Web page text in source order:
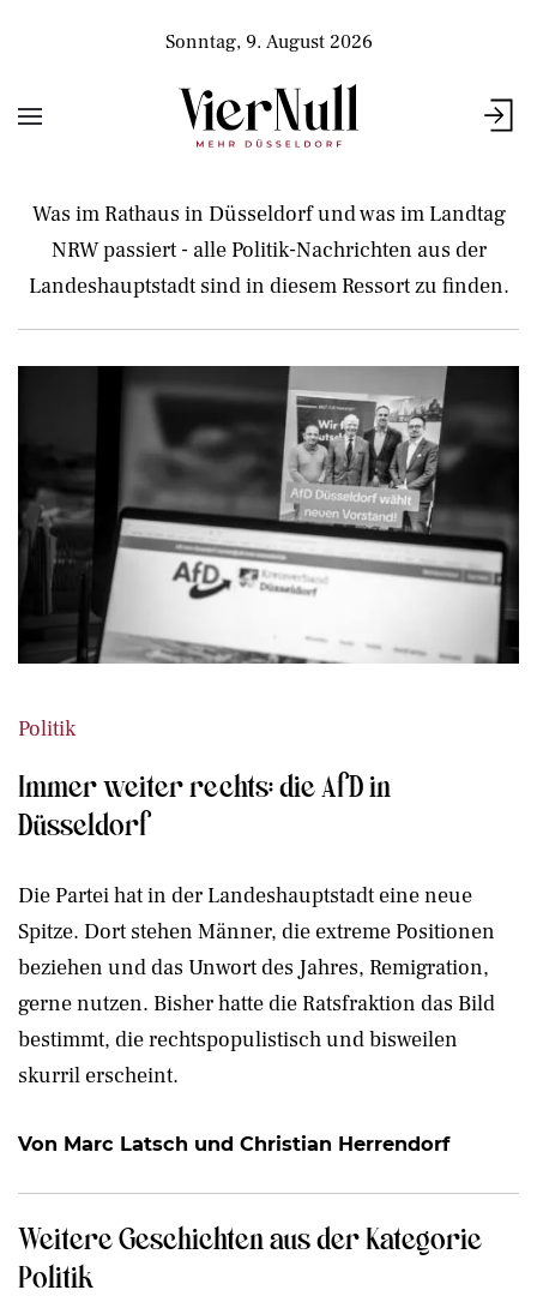
Sonntag, 9. August 2026
Was im Rathaus in Düsseldorf und was im Landtag
NRW passiert - alle Politik-Nachrichten aus der
Landeshauptstadt sind in diesem Ressort zu finden.
Politik
Immer weiter rechts: die AfD in
Düsseldorf
Die Partei hat in der Landeshauptstadt eine neue
Spitze. Dort stehen Männer, die extreme Positionen
beziehen und das Unwort des Jahres, Remigration,
gerne nutzen. Bisher hatte die Ratsfraktion das Bild
bestimmt, die rechtspopulistisch und bisweilen
skurril erscheint.
Von Marc Latsch und Christian Herrendorf
Weitere Geschichten aus der Kategorie
Politik